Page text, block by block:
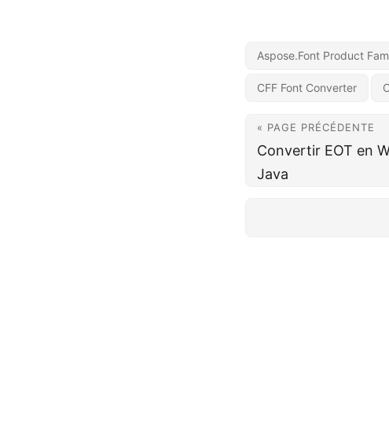
Aspose.Font Product
CFF Font Converter
« PAGE PRÉCÉDENTE
Convertir EOT en
Java